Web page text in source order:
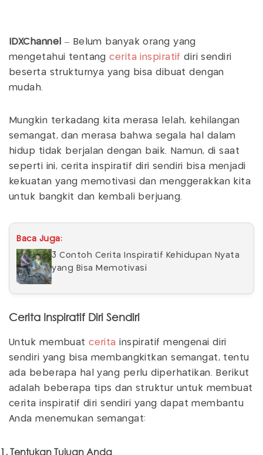
IDXChannel – Belum banyak orang yang
mengetahui tentangcerita inspiratif diri sendiri
beserta strukturnya yang bisa dibuat dengan
mudah.
Mungkin terkadang kita merasa lelah, kehilangan
semangat, dan merasa bahwa segala hal dalam
hidup tidak berjalan dengan baik. Namun, di saat
seperti ini, cerita inspiratif diri sendiri bisa menjadi
kekuatan yang memotivasi dan menggerakkan kita
untuk bangkit dan kembali berjuang.
Baca Juga:
3 Contoh Cerita Inspiratif Kehidupan Nyata
yang Bisa Memotivasi
Cerita Inspiratif Diri Sendiri
Untuk membuat cerita inspiratif mengenai diri
sendiri yang bisa membangkitkan semangat, tentu
ada beberapa hal yang perlu diperhatikan. Berikut
adalah beberapa tips dan struktur untuk membuat
cerita inspiratif diri sendiri yang dapat membantu
Anda menemukan semangat:
1. Tentukan Tujuan Anda